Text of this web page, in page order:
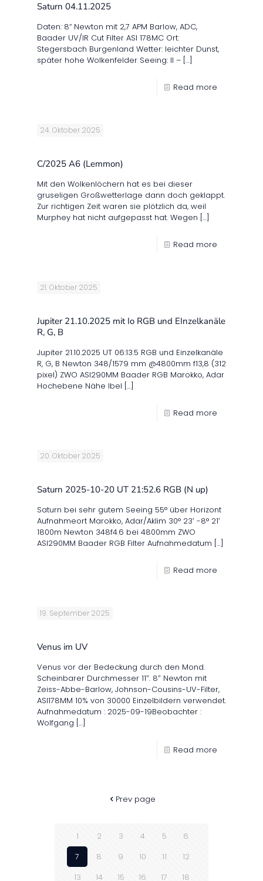
Saturn 04.11.2025
Daten: 8“ Newton mit 2,7 APM Barlow, ADC,
Baader UV/IR Cut Filter ASI 178MC Ort:
Stegersbach Burgenland Wetter: leichter Dunst,
später hohe Wolkenfelder Seeing: II – […]
Read more
24. Oktober 2025
C/2025 A6 (Lemmon)
Mit den Wolkenlöchern hat es bei dieser
gruseligen Großwetterlage dann doch geklappt.
Zur richtigen Zeit waren sie plötzlich da, weil
Murphey hat nicht aufgepasst hat. Wegen […]
Read more
21. Oktober 2025
Jupiter 21.10.2025 mit Io RGB und EInzelkanäle
R, G, B
Jupiter 21.10.2025 UT 06:13.5 RGB und Einzelkanäle
R, G, B Newton 348/1579 mm @4800mm f13,8 (312
pixel) ZWO ASI290MM Baader RGB Marokko, Adar
Hochebene Nähe Ibel […]
Read more
20. Oktober 2025
Saturn 2025-10-20 UT 21:52.6 RGB (N up)
Saturn bei sehr gutem Seeing 55° über Horizont
Aufnahmeort Marokko, Adar/Aklim 30° 23′ -8° 21′
1800m Newton 348f4.6 bei 4800mm ZWO
ASI290MM Baader RGB Filter Aufnahmedatum […]
Read more
19. September 2025
Venus im UV
Venus vor der Bedeckung durch den Mond.
Scheinbarer Durchmesser 11″. 8″ Newton mit
Zeiss-Abbe-Barlow, Johnson-Cousins-UV-Filter,
ASI178MM 10% von 30000 Einzelbildern verwendet.
Aufnahmedatum : 2025-09-19Beobachter :
Wolfgang […]
Read more
Prev page
1 2 3 4 5
6
7
8 9 10 11
12
13
14 15 16 17 18